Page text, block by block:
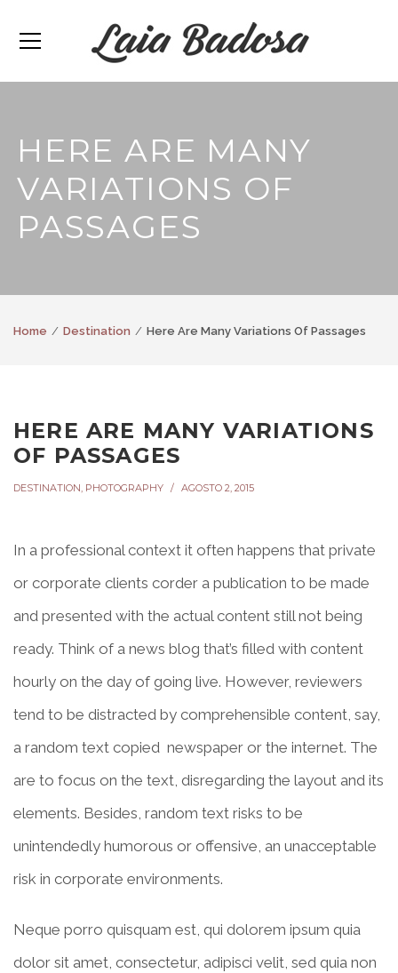
HERE ARE MANY
VARIATIONS OF
PASSAGES
Home Destination Here Are Many Variations Of Passages
HERE ARE MANY VARIATIONS
OF PASSAGES
DESTINATION, PHOTOGRAPHY AGOSTO 2, 2015
In a professional context it often happens that private
or corporate clients corder a publication to be made
and presented with the actual content still not being
ready. Think of a news blog that’s filled with content
hourly on the day of going live. However, reviewers
tend to be distracted by comprehensible content, say,
a random text copied newspaper or the internet. The
are to focus on the text, disregarding the layout and its
elements. Besides, random text risks to be
unintendedly humorous or offensive, an unacceptable
risk in corporate environments.
Neque porro quisquam est, qui dolorem ipsum quia
dolor sit amet, consectetur, adipisci velit, sed quia non